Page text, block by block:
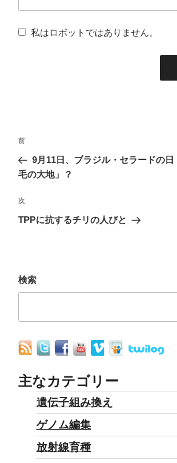
私はロボットではありません。
投
稿
ナ
ゲ
ー
ン
前
の
投
前
9月11日、ブラジル・セラードの
毛の大地」？
次
の
次
TPPに抗するチリの人びと
検索
主なカテゴリー
遺伝子組み換え
ゲノム編集
放射線育種